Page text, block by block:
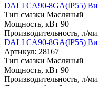
DALI CA90-8GA(IP55)
Тип смазки Масляный
Мощность, кВт 90
Производительность, л/
DALI CA90-8GA(IP55)
Артикул: 28167
Тип смазки Масляный
Мощность, кВт 90
Производительность, л/